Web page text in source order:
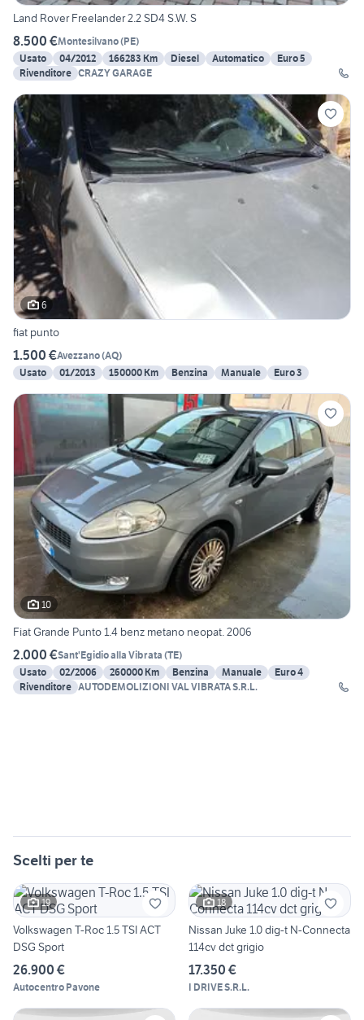
Land Rover Freelander 2.2 SD4 S.W. S
8.500 €Montesilvano(PE)
Usato
04/2012 166283 Km Diesel Automatico
Euro 5
Rivenditore CRAZY GARAGE
6
fiat punto
1.500 €Avezzano(AQ)
Usato
01/2013 150000 Km Benzina Manuale Euro 3
10
Fiat Grande Punto 1.4 benz metano neopat. 2006
2.000 €Sant'Egidio alla Vibrata (TE)
Usato
02/2006 260000 Km Benzina Manuale
Euro 4
Rivenditore AUTODEMOLIZIONI VAL VIBRATA S.R.L.
Scelti per te
19
Volkswagen T-Roc 1.5 TSI ACT
DSG Sport
26.900 €
Autocentro Pavone
18
Nissan Juke 1.0 dig-t N-Connecta
114cv dct grigio
17.350 €
I DRIVE S.R.L.